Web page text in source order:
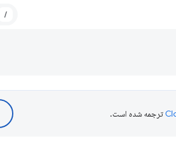
/
ترجمه شده است.